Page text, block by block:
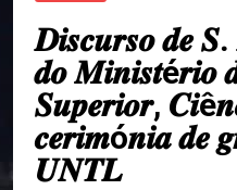
𝑫𝒊𝒔𝒄𝒖𝒓𝒔𝒐 𝒅𝒆
𝒅𝒐 𝑴𝒊𝒏𝒊𝒔𝒕é𝒓𝒊𝒐
𝑺𝒖𝒑𝒆𝒓𝒊𝒐𝒓,
𝒄𝒆𝒓𝒊𝒎ó𝒏𝒊𝒂 𝒅𝒆
𝑼𝑵𝑻𝑳